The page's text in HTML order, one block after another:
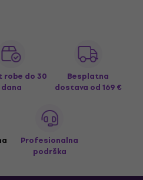
robe do 30
dana
Besplatna
dostava od 169 €
Profesionalna
podrška